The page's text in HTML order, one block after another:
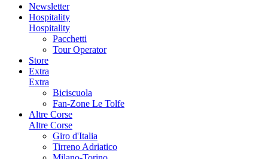
Newsletter
Hospitality
Hospitality
Pacchetti
Tour Operator
Store
Extra
Extra
Biciscuola
Fan-Zone Le Tolfe
Altre Corse
Altre Corse
Giro d'Italia
Tirreno Adriatico